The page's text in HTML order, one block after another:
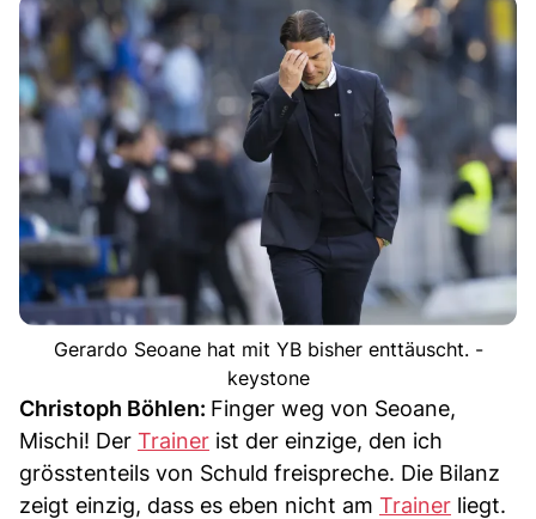
Gerardo Seoane hat mit YB bisher enttäuscht. -
keystone
Christoph Böhlen: Finger weg von Seoane,
Mischi! Der Trainer ist der einzige, den ich
grösstenteils von Schuld freispreche. Die Bilanz
zeigt einzig, dass es eben nicht am Trainer liegt.